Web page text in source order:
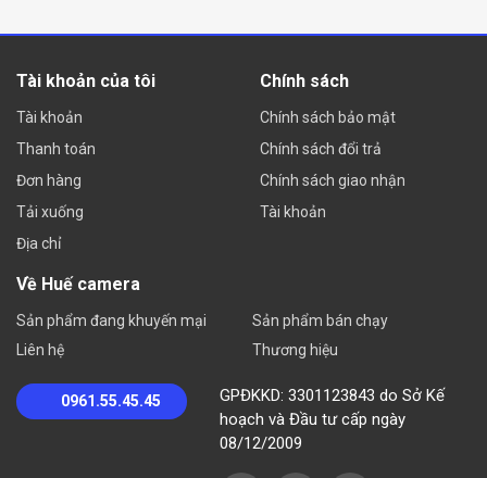
Tài khoản của tôi
Tài khoản
Thanh toán
Đơn hàng
Tải xuống
Địa chỉ
Chính sách
Chính sách bảo mật
Chính sách đổi trả
Chính sách giao nhận
Tài khoản
Về Huế camera
Sản phẩm đang khuyến mại
Liên hệ
Sản phẩm bán chạy
Thương hiệu
0961.55.45.45
GPĐKKD: 3301123843 do Sở Kế
hoạch và Đầu tư cấp ngày
08/12/2009